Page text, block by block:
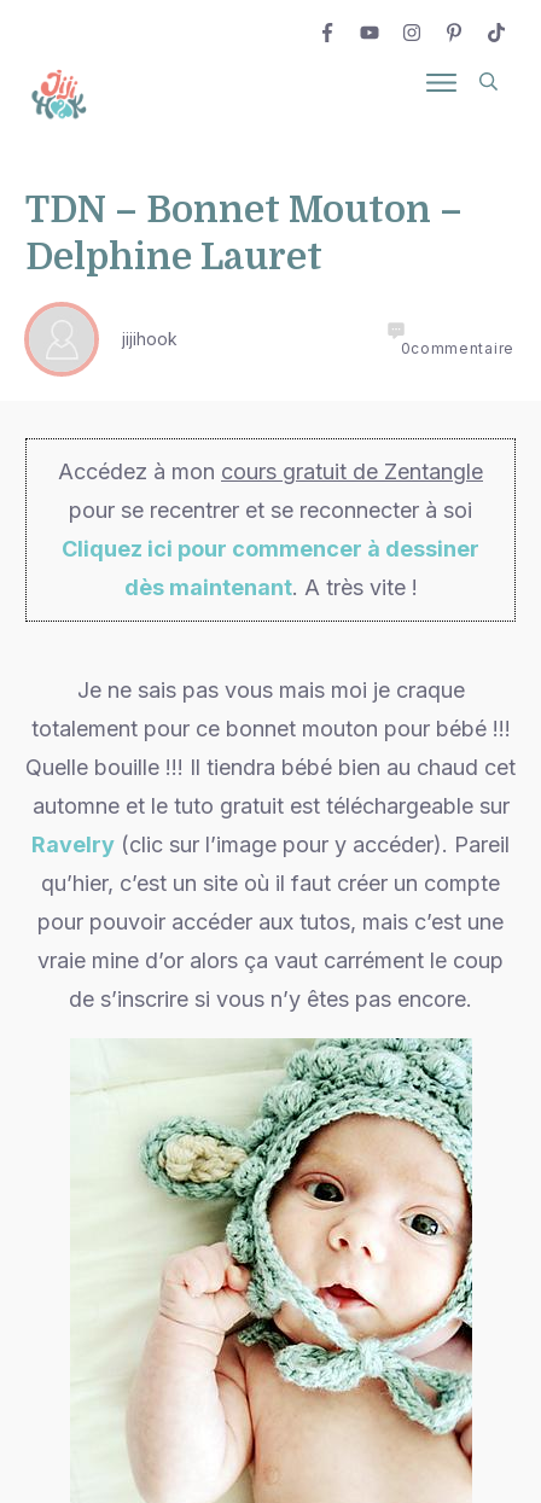
TDN – Bonnet Mouton –
Delphine Lauret
jijihook 0commentaire
Accédez à mon cours gratuit de Zentangle
pour se recentrer et se reconnecter à soi
Cliquez ici pour commencer à dessiner
dès maintenant. A très vite !
Je ne sais pas vous mais moi je craque
totalement pour ce bonnet mouton pour bébé !!!
Quelle bouille !!! Il tiendra bébé bien au chaud cet
automne et le tuto gratuit est téléchargeable sur
Ravelry (clic sur l’image pour y accéder). Pareil
qu’hier, c’est un site où il faut créer un compte
pour pouvoir accéder aux tutos, mais c’est une
vraie mine d’or alors ça vaut carrément le coup
de s’inscrire si vous n’y êtes pas encore.